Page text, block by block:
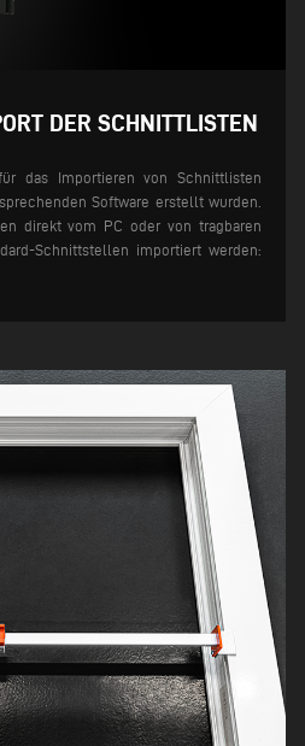
DER SCHNITTLISTEN
das Importieren von Schnittlisten
Software erstellt wurden.
direkt vom PC oder von tragbaren
Schnittstellen importiert werden: